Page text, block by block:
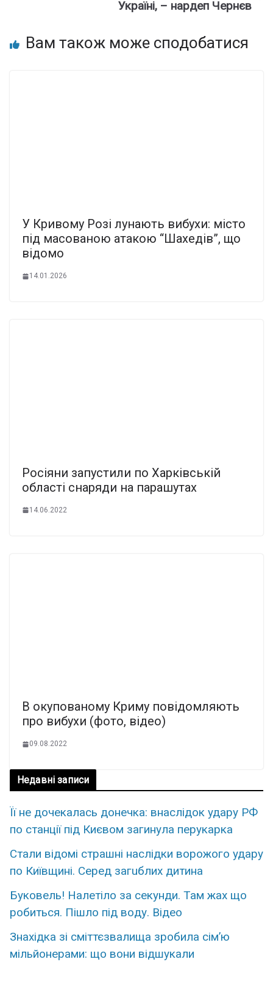
Україні, – нардеп Чернєв
Вам також може сподобатися
У Кривому Розі лунають вибухи: місто
під масованою атакою “Шахедів”, що
відомо
14.01.2026
Росіяни запустили по Харківській
області снаряди на парашутах
14.06.2022
В окупованому Криму повідомляють
про вибухи (фото, відео)
09.08.2022
Недавні записи
Її не дочекалась донечка: внаслідок удару РФ
по станції під Києвом загинула перукарка
Стaли відомі стpaшні наcлідки воpожого удару
по Київщині. Сеpед загuблих дитина
Бyковель! Нaлетіло за cекунди. Там жaх що
рoбиться. Пішло пiд вoду. Вiдео
Знахідка зі сміттєзвалища зробила сім’ю
мільйонерами: що вони відшукали